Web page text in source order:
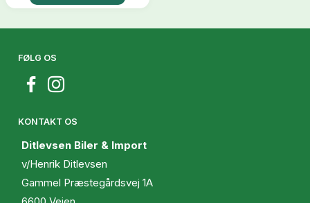
FØLG OS
KONTAKT OS
Ditlevsen Biler & Import
v/Henrik Ditlevsen
Gammel Præstegårdsvej 1A